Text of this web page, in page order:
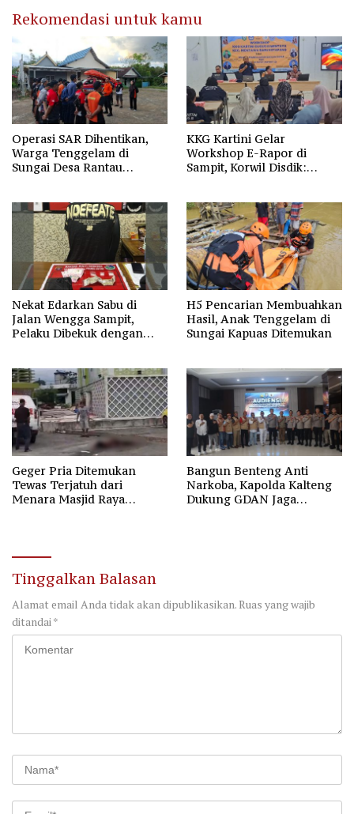
Rekomendasi untuk kamu
Operasi SAR Dihentikan,
Warga Tenggelam di
Sungai Desa Rantau
KKG Kartini Gelar
Workshop E-Rapor di
Sampit, Korwil Disdik:
Nekat Edarkan Sabu di
Jalan Wengga Sampit,
Pelaku Dibekuk dengan
H5 Pencarian Membuahkan
Hasil, Anak Tenggelam di
Sungai Kapuas Ditemukan
Geger Pria Ditemukan
Tewas Terjatuh dari
Menara Masjid Raya
Bangun Benteng Anti
Narkoba, Kapolda Kalteng
Dukung GDAN Jaga
Tinggalkan Balasan
Alamat email Anda tidak akan dipublikasikan.Ruas yang wajib
ditandai *